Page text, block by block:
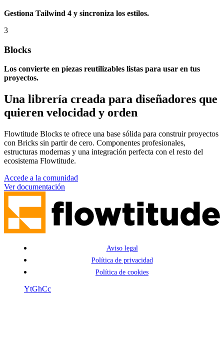
Gestiona Tailwind 4 y sincroniza los estilos.
3
Blocks
Los convierte en piezas reutilizables listas para usar en tus
proyectos.
Una librería creada para diseñadores que
quieren velocidad y orden
Flowtitude Blocks te ofrece una base sólida para construir proyectos
con Bricks sin partir de cero. Componentes profesionales,
estructuras modernas y una integración perfecta con el resto del
ecosistema Flowtitude.
Accede a la comunidad
Ver documentación
Aviso legal
Política de privacidad
Política de cookies
YtGhCc